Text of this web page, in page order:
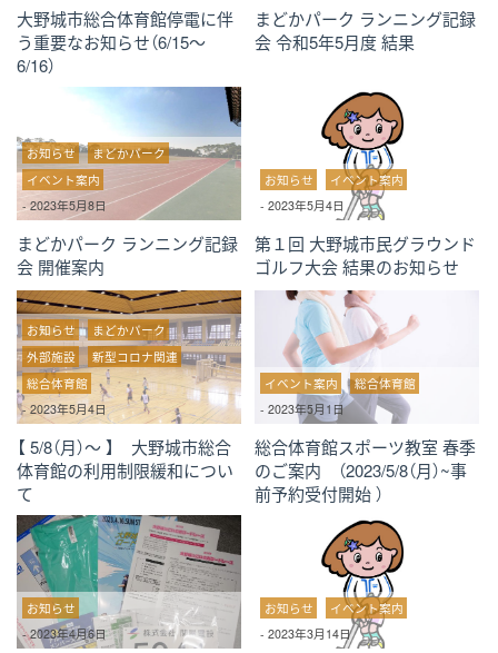
大野城市総合体育館停電に伴
う重要なお知らせ（6/15～
6/16）
まどかパーク ランニング記録
会 令和5年5月度 結果
お知らせ
まどかパーク
イベント案内
-2023年5月8日
まどかパーク ランニング記録
会 開催案内
お知らせ
イベント案内
-2023年5月4日
第１回 大野城市民グラウンド
ゴルフ大会 結果のお知らせ
お知らせ
まどかパーク
外部施設
新型コロナ関連
総合体育館
-2023年5月4日
【 5/8（月）～ 】 大野城市総合
体育館の利用制限緩和につい
て
イベント案内
総合体育館
-2023年5月1日
総合体育館スポーツ教室 春季
のご案内 （2023/5/8（月）~事
前予約受付開始 ）
お知らせ
-2023年4月6日
お知らせ
イベント案内
-2023年3月14日